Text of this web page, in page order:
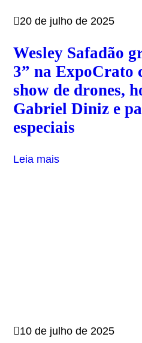
20 de julho de 2025
Wesley Safadão
3” na ExpoCrato
show de drones,
Gabriel Diniz e
especiais
Leia mais
10 de julho de 2025